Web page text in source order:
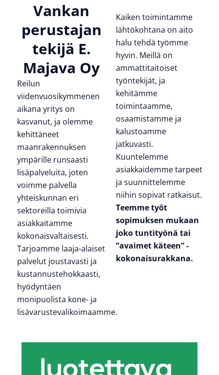
Vankan
perustajan
tekijä E.
Majava Oy
Reilun
viidenvuosikymmenen
aikana yritys on
kasvanut, ja olemme
kehittäneet
maanrakennuksen
ympärille runsaasti
lisäpalveluita, joten
voimme palvella
yhteiskunnan eri
sektoreilla toimivia
asiakkaitamme
kokonaisvaltaisesti.
Tarjoamme laaja-alaiset
palvelut joustavasti ja
kustannustehokkaasti,
hyödyntäen
monipuolista kone- ja
lisävarustevalikoimaamme.
Kaiken toimintamme
lähtökohtana on aito
halu tehdä työmme
hyvin. Meillä on
ammattitaitoiset
työntekijät, ja
kehitämme
toimintaamme,
osaamistamme ja
kalustoamme
jatkuvasti.
Kuuntelemme
asiakkaidemme tarpeet
ja suunnittelemme
niihin sopivat ratkaisut.
Teemme työt
sopimuksen mukaan
joko tuntityönä tai
”avaimet käteen” -
kokonaisurakkana.